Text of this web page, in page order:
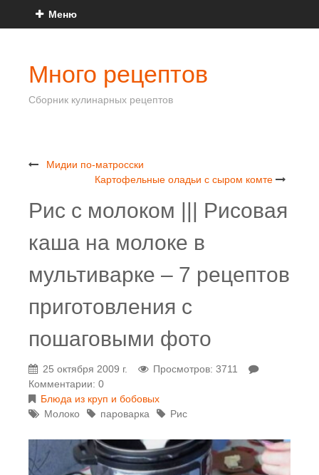
Меню
Много рецептов
Сборник кулинарных рецептов
Мидии по-матросски
Картофельные оладьи с сыром комте
Рис с молоком ||| Рисовая
каша на молоке в
мультиварке – 7 рецептов
приготовления с
пошаговыми фото
25 октября 2009 г.
Просмотров: 3711
Комментарии: 0
Блюда из круп и бобовых
Молоко
пароварка Рис